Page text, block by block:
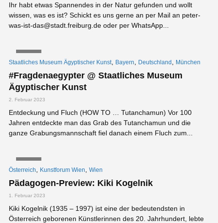
Ihr habt etwas Spannendes in der Natur gefunden und wollt
wissen, was es ist? Schickt es uns gerne an per Mail an peter-
was-ist-das@stadt.freiburg.de oder per WhatsApp...
Staatliches Museum Ägyptischer Kunst Bayern Deutschland München
#Fragdenaegypter @ Staatliches Museum
Ägyptischer Kunst
2. Februar 2023
Entdeckung und Fluch (HOW TO … Tutanchamun) Vor 100
Jahren entdeckte man das Grab des Tutanchamun und die
ganze Grabungsmannschaft fiel danach einem Fluch zum...
Österreich Kunstforum Wien Wien
Pädagogen-Preview: Kiki Kogelnik
1. Februar 2023
Kiki Kogelnik (1935 – 1997) ist eine der bedeutendsten in
Österreich geborenen Künstlerinnen des 20. Jahrhundert, lebte